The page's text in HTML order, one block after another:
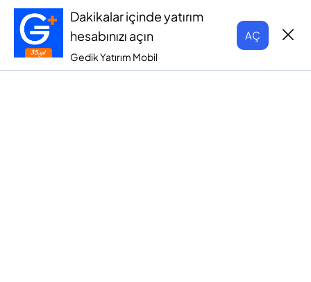
Dakikalar içinde yatırım
hesabınızı açın
Gedik Yatırım Mobil
AÇ